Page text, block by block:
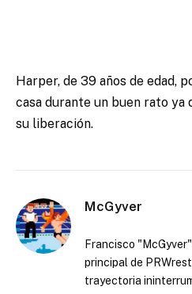
Harper, de 39 años de edad,
casa durante un buen rato ya
su liberación.
McGyver
Francisco
principal de
trayectoria